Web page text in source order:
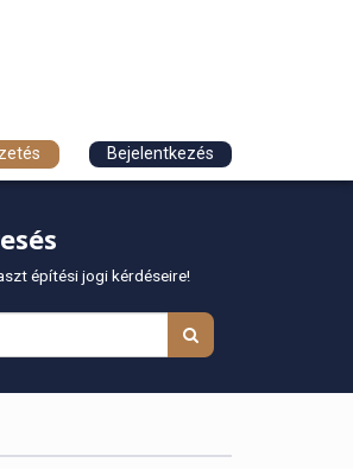
Bejelentkezés
építési jogi kérdéseire!